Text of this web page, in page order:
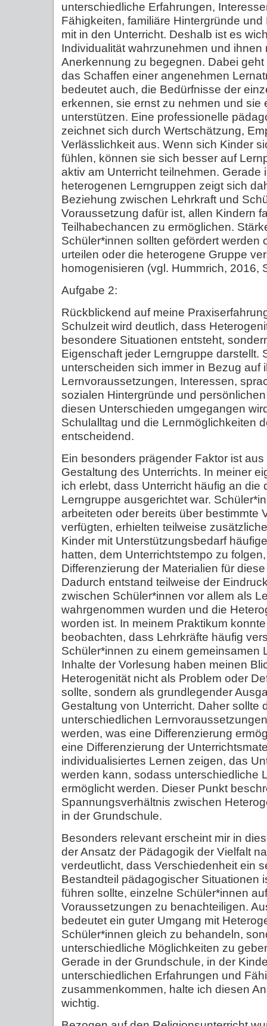
unterschiedliche Erfahrungen,
Fähigkeiten, familiäre Hintergründe
mit in den Unterricht. Deshalb ist es
Individualität wahrzunehmen und ihnen
Anerkennung zu begegnen. Dabei
das Schaffen einer angenehmen
bedeutet auch, die Bedürfnisse der
erkennen, sie ernst zu nehmen und sie
unterstützen. Eine professionelle
zeichnet sich durch Wertschätzung,
Verlässlichkeit aus. Wenn sich Kinder
fühlen, können sie sich besser auf
aktiv am Unterricht teilnehmen. Gerade
heterogenen Lerngruppen zeigt sich
Beziehung zwischen Lehrkraft und
Voraussetzung dafür ist, allen Kindern
Teilhabechancen zu ermöglichen.
Schüler*innen sollten gefördert werden
urteilen oder die heterogene Gruppe
homogenisieren (vgl. Hummrich, 2016,
Aufgabe 2:
Rückblickend auf meine
Schulzeit wird deutlich, dass
besondere Situationen entsteht,
Eigenschaft jeder Lerngruppe darstellt.
unterscheiden sich immer in Bezug auf
Lernvoraussetzungen, Interessen,
sozialen Hintergründe und
diesen Unterschieden umgegangen
Schulalltag und die Lernmöglichkeiten
entscheidend.
Ein besonders prägender Faktor ist
Gestaltung des Unterrichts. In meiner
ich erlebt, dass Unterricht häufig an die
Lerngruppe ausgerichtet war.
arbeiteten oder bereits über bestimmte
verfügten, erhielten teilweise
Kinder mit Unterstützungsbedarf
hatten, dem Unterrichtstempo zu
Differenzierung der Materialien für
Dadurch entstand teilweise der
zwischen Schüler*innen vor allem als
wahrgenommen wurden und die
worden ist. In meinem Praktikum
beobachten, dass Lehrkräfte häufig
Schüler*innen zu einem gemeinsamen
Inhalte der Vorlesung haben meinen
Heterogenität nicht als Problem oder
sollte, sondern als grundlegender
Gestaltung von Unterricht. Daher sollte
unterschiedlichen
werden, was eine Differenzierung
eine Differenzierung der
individualisiertes Lernen zeigen, das
werden kann, sodass unterschiedliche
ermöglicht werden. Dieser Punkt
Spannungsverhältnis zwischen
in der Grundschule.
Besonders relevant erscheint mir in
der Ansatz der Pädagogik der Vielfalt
verdeutlicht, dass Verschiedenheit ein
Bestandteil pädagogischer Situationen
führen sollte, einzelne Schüler*innen
Voraussetzungen zu benachteiligen.
bedeutet ein guter Umgang mit
Schüler*innen gleich zu behandeln,
unterschiedliche Möglichkeiten zu
Gerade in der Grundschule, in der
unterschiedlichen Erfahrungen und
zusammenkommen, halte ich diesen
wichtig.